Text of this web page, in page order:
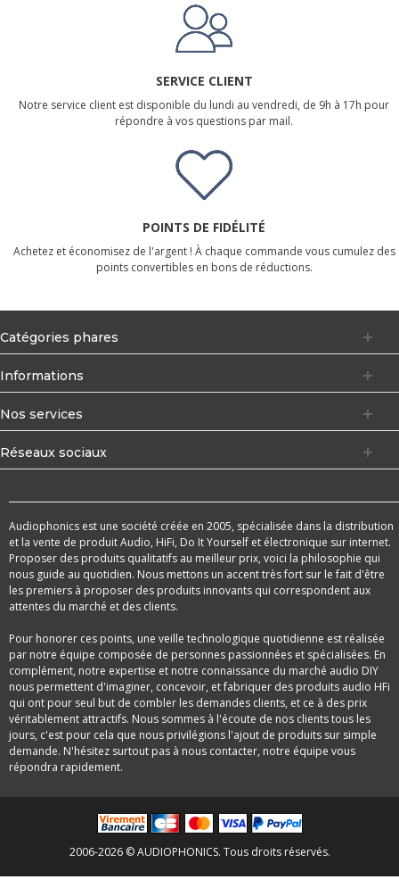
SERVICE CLIENT
Notre service client est disponible du lundi au vendredi, de 9h à 17h pour
répondre à vos questions par mail.
POINTS DE FIDÉLITÉ
Achetez et économisez de l'argent ! À chaque commande vous cumulez des
points convertibles en bons de réductions.
Catégories phares
Informations
Nos services
Réseaux sociaux
Audiophonics est une société créée en 2005, spécialisée dans la distribution
et la vente de produit Audio, HiFi, Do It Yourself et électronique sur internet.
Proposer des produits qualitatifs au meilleur prix, voici la philosophie qui
nous guide au quotidien. Nous mettons un accent très fort sur le fait d'être
les premiers à proposer des produits innovants qui correspondent aux
attentes du marché et des clients.
Pour honorer ces points, une veille technologique quotidienne est réalisée
par notre équipe composée de personnes passionnées et spécialisées. En
complément, notre expertise et notre connaissance du marché audio DIY
nous permettent d'imaginer, concevoir, et fabriquer des produits audio HFi
qui ont pour seul but de combler les demandes clients, et ce à des prix
véritablement attractifs. Nous sommes à l'écoute de nos clients tous les
jours, c'est pour cela que nous privilégions l'ajout de produits sur simple
demande. N'hésitez surtout pas à nous contacter, notre équipe vous
répondra rapidement.
2006-2026 © AUDIOPHONICS. Tous droits réservés.